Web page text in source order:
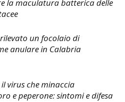
la maculatura batterica delle
un focolaio di
anulare in Calabria
il virus che minaccia
e peperone: sintomi e difesa